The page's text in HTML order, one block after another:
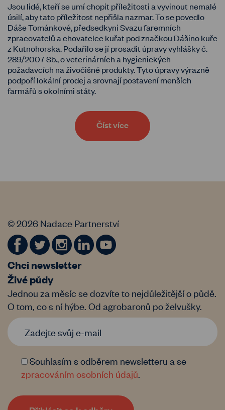
Jsou lidé, kteří se umí chopit příležitosti a vyvinout nemalé
úsilí, aby tato příležitost nepřišla nazmar. To se povedlo
Dáše Tománkové, předsedkyni Svazu faremních
zpracovatelů a chovatelce kuřat pod značkou Dášino kuře
z Kutnohorska. Podařilo se jí prosadit úpravy vyhlášky č.
289/2007 Sb., o veterinárních a hygienických
požadavcích na živočišné produkty. Tyto úpravy výrazně
podpoří lokální prodej a srovnají postavení menších
farmářů s okolními státy.
Číst více
© 2026 Nadace Partnerství
Chci newsletter
Živé půdy
Jednou za měsíc se dozvíte to nejdůležitější o půdě.
O tom, co s ní hýbe. Od agrobaronů po želvušky.
Souhlasím s odběrem newsletteru a se
zpracováním osobních údajů.